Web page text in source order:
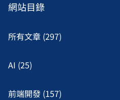
網站目錄
所有文章 (297)
AI (25)
前端開發 (157)